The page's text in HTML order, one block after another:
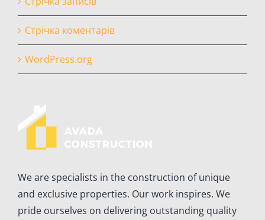
Стрічка коментарів
WordPress.org
We are specialists in the construction of unique
and exclusive properties. Our work inspires. We
pride ourselves on delivering outstanding quality